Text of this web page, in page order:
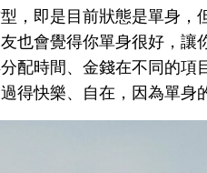
，即是目前狀態是單身，
也會覺得你單身很好，讓
配時間、金錢在不同的項
得快樂、自在，因為單身